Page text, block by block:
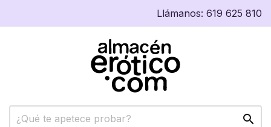
Llámanos: 619 625 810
